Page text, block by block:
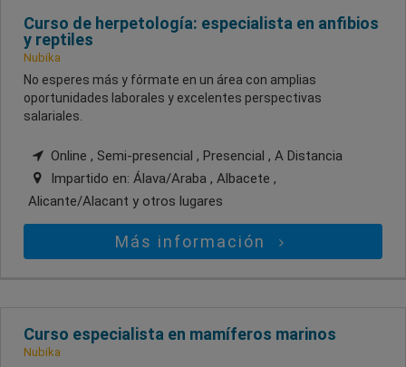
Curso de herpetología: especialista en anfibios
y reptiles
Nubika
No esperes más y fórmate en un área con amplias
oportunidades laborales y excelentes perspectivas
salariales.
Online , Semi-presencial , Presencial , A Distancia
Impartido en: Álava/Araba , Albacete ,
Alicante/Alacant y otros lugares
Más información
Curso especialista en mamíferos marinos
Nubika